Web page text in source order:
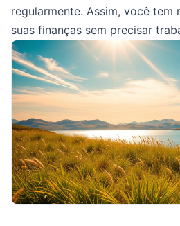
regularmente. Assim, você tem
suas finanças sem precisar